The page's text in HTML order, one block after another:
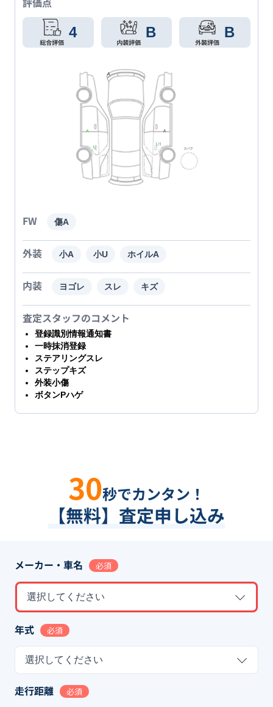
4 B B
FW 傷A
外装 小A 小U ホイルA
内装 ヨゴレ スレ キズ
査定スタッフのコメント
登録識別情報通知書
一時抹消登録
ステアリングスレ
ステップキズ
外装小傷
ボタンPハゲ
30秒でカンタン！
【無料】査定申し込み
メーカー・車名 必須
選択してください
年式 必須
選択してください
走行距離 必須